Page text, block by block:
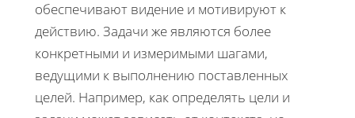
обеспечивают видение и мотивируют к
действию. Задачи же являются более
конкретными и измеримыми шагами,
ведущими к выполнению поставленных
целей. Например, как определять цели и